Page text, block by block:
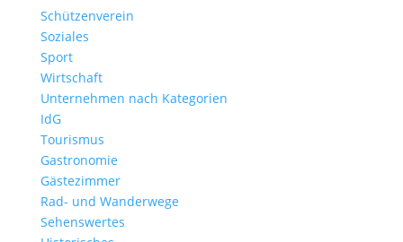
Schützenverein
Soziales
Sport
Wirtschaft
Unternehmen nach Kategorien
IdG
Tourismus
Gastronomie
Gästezimmer
Rad- und Wanderwege
Sehenswertes